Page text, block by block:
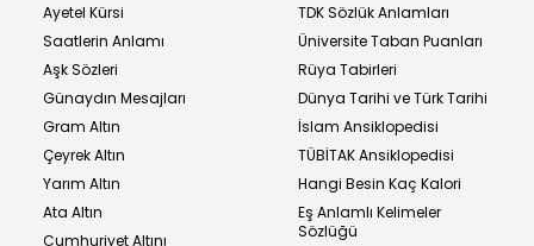
Ayetel Kürsi
Saatlerin Anlamı
Aşk Sözleri
Günaydın Mesajları
Gram Altın
Çeyrek Altın
Yarım Altın
Ata Altın
Cumhuriyet Altını
TDK Sözlük Anlamları
Üniversite Taban Puanları
Rüya Tabirleri
Dünya Tarihi ve Türk Tarihi
İslam Ansiklopedisi
TÜBİTAK Ansiklopedisi
Hangi Besin Kaç Kalori
Eş Anlamlı Kelimeler
Sözlüğü